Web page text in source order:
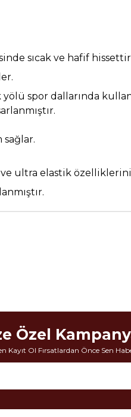
sıcak ve hafif
yölü spor dallarında
sağlar.
ultra elastik özelliklerini
Özel
Kayıt Ol Fırsatlardan Önce Sen